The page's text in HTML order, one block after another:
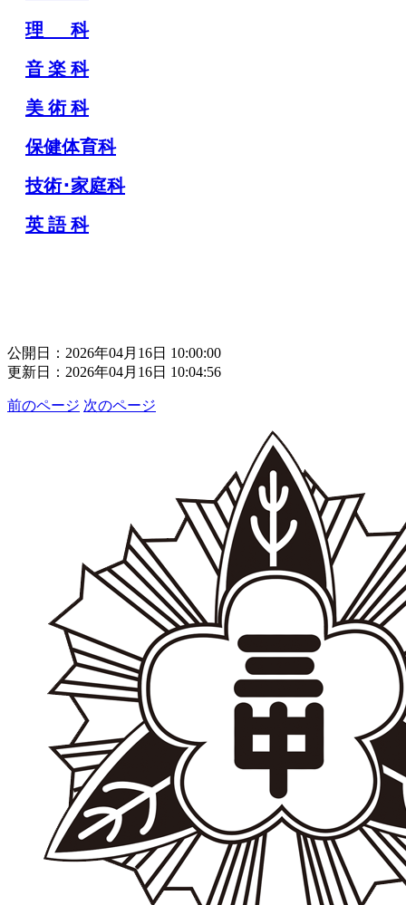
理 科
音 楽 科
美 術 科
保健体育科
技術･家庭科
英 語 科
公開日：2026年04月16日 10:00:00
更新日：2026年04月16日 10:04:56
前のページ 次のページ